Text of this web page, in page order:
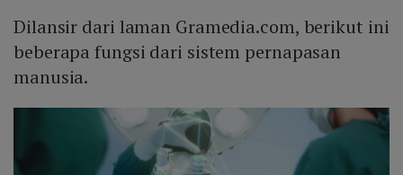
Dilansir dari laman Gramedia.com, berikut ini
beberapa fungsi dari sistem pernapasan
manusia.